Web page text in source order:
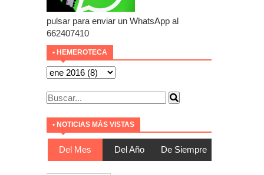
pulsar para enviar un WhatsApp al
662407410
• HEMEROTECA
• NOTICIAS MÁS VISTAS
Del Mes Del Año De Siempre